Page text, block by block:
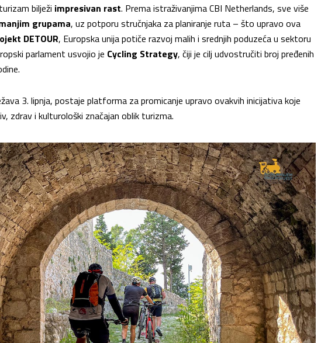
bilježi impresivan rast. Prema istraživanjima CBI Netherlands, sve više
grupama, uz potporu stručnjaka za planiranje ruta – što upravo ova
DETOUR, Europska unija potiče razvoj malih i srednjih poduzeća u sektoru
parlament usvojio je Cycling Strategy, čiji je cilj udvostručiti broj pređenih
3. lipnja, postaje platforma za promicanje upravo ovakvih inicijativa koje
zdrav i kulturološki značajan oblik turizma.